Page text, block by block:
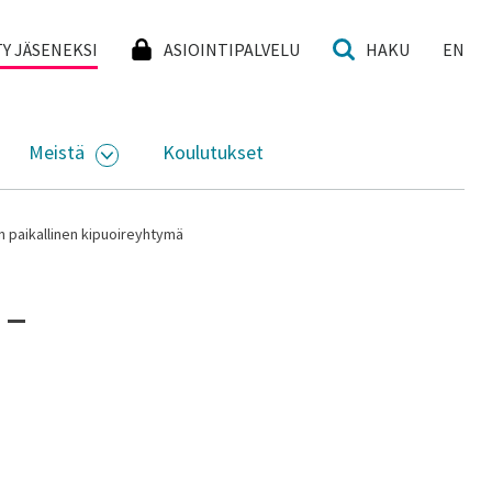
JÄSENEKSI ASIOINTIPALVELU HAKU EN
ALASIVUJEN VALIKKO
Meistä
AVAA ALASIVUJEN VALIKKO
Koulutukset
paikallinen kipuoireyhtymä